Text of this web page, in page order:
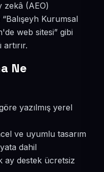
zekâ (AEO)
Kurumsal
web sitesi” gibi
Ne
yazılmış yerel
ve uyumlu tasarım
dahil
ay destek ücretsiz